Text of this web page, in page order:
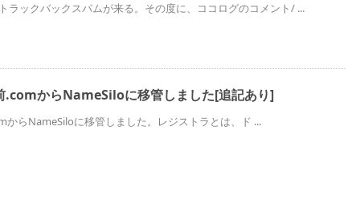
ラックバックスパムが来る。その度に、ココログのコメント/ ...
.comからNameSiloに移管しました[追記あり]
からNameSiloに移管しました。レジストラとは、ド ...